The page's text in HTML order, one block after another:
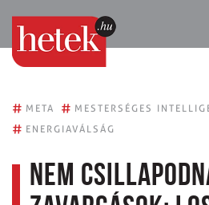
# META # MESTERSÉGES
# ENERGIAVÁLSÁG
Nem